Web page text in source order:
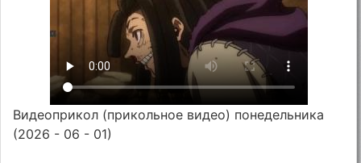
Видеоприкол (прикольное видео) понедельника
(2026 - 06 - 01)